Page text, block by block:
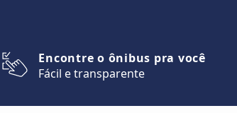
Encontre o ônibus pra você
Fácil e transparente